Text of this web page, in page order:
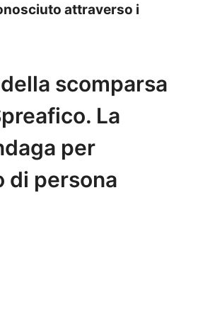
attraverso i
scomparsa
La
per
di persona